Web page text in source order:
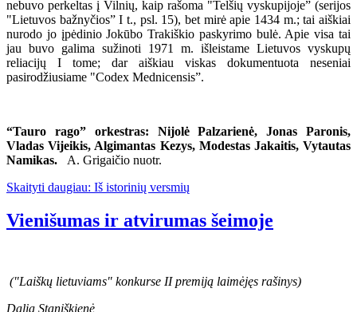
nebuvo perkeltas į Vilnių, kaip rašoma "Telšių vyskupijoje” (serijos
"Lietuvos bažnyčios” I t., psl. 15), bet mirė apie 1434 m.; tai aiškiai
nurodo jo įpėdinio Jokūbo Trakiškio paskyrimo bulė. Apie visa tai
jau buvo galima sužinoti 1971 m. išleistame Lietuvos vyskupų
reliacijų I tome; dar aiškiau viskas dokumentuota neseniai
pasirodžiusiame "Codex Mednicensis”.
“Tauro rago” orkestras: Nijolė Palzarienė, Jonas Paronis,
Vladas Vijeikis, Algimantas Kezys, Modestas Jakaitis, Vytautas
Namikas. A. Grigaičio nuotr.
Skaityti daugiau: Iš istorinių versmių
Vienišumas ir atvirumas šeimoje
("Laiškų lietuviams" konkurse II premiją laimėjęs rašinys)
Dalia Staniškienė